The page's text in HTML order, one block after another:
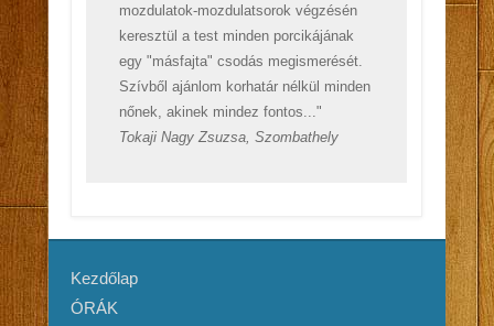
mozdulatok-mozdulatsorok végzésén
keresztül a test minden porcikájának
egy "másfajta" csodás megismerését.
Szívből ajánlom korhatár nélkül minden
nőnek, akinek mindez fontos..."
Tokaji Nagy Zsuzsa, Szombathely
Kezdőlap
ÓRÁK